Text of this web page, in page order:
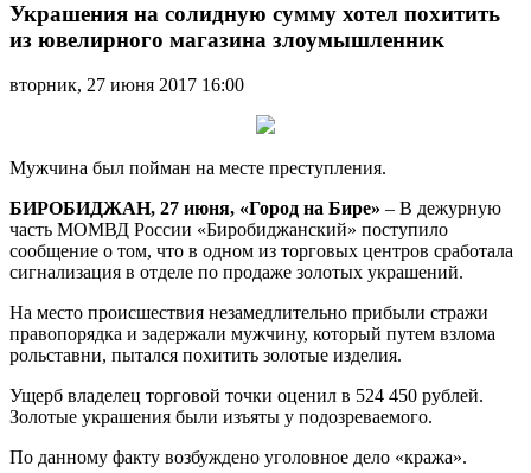
на
сумму
похитить
магазина
злоумышленник
Украшения на солидную сумму хотел похитить
из ювелирного магазина злоумышленник
вторник, 27 июня 2017 16:00
Мужчина был пойман на месте преступления.
БИРОБИДЖАН, 27 июня, «Город на Бире» – В дежурную
часть МОМВД России «Биробиджанский» поступило
сообщение о том, что в одном из торговых центров сработала
сигнализация в отделе по продаже золотых украшений.
На место происшествия незамедлительно прибыли стражи
правопорядка и задержали мужчину, который путем взлома
рольставни, пытался похитить золотые изделия.
Ущерб владелец торговой точки оценил в 524 450 рублей.
Золотые украшения были изъяты у подозреваемого.
По данному факту возбуждено уголовное дело «кража».